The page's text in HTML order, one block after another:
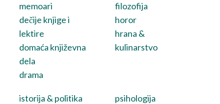
memoari
dečije knjige i
lektire
domaća književna
dela
drama
filozofija
horor
hrana &
kulinarstvo
istorija & politika
psihologija